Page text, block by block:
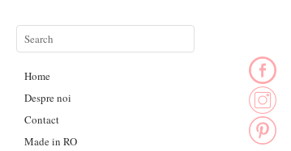
Home
Despre noi
Contact
Made in RO